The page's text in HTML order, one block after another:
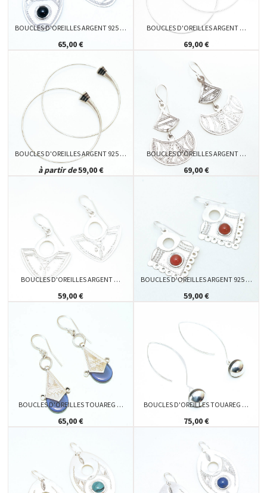
BOUCLES D'OREILLES ARGENT 925 …
65,00 €
BOUCLES D'OREILLES ARGENT …
69,00 €
BOUCLES D'OREILLES ARGENT 925 …
à partir de59,00 €
BOUCLES D'OREILLES ARGENT …
69,00 €
BOUCLES D'OREILLES ARGENT …
59,00 €
BOUCLES D'OREILLES ARGENT 925 …
59,00 €
BOUCLES D'OREILLES TOUAREG …
65,00 €
BOUCLES D'OREILLES TOUAREG …
75,00 €